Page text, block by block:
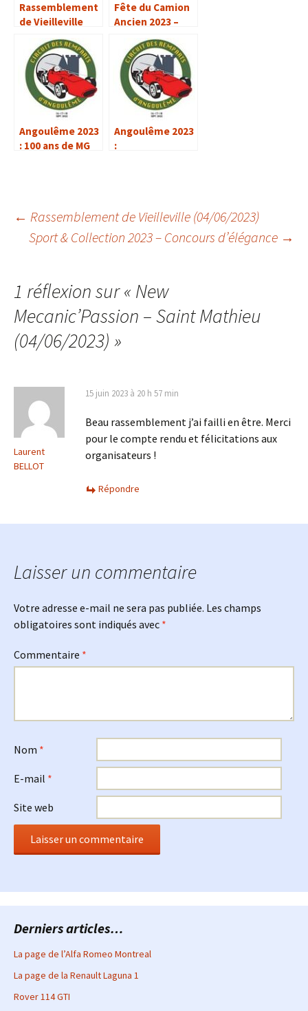
Rassemblement
de Vieilleville
(04/06/2023)
Fête du Camion
Ancien 2023 –
Gorre (87)
Angoulême 2023
: 100 ans de MG
Angoulême 2023
:
Navigation
articles
← Rassemblement de Vieilleville (04/06/2023)
Sport & Collection 2023 – Concours d’élégance →
1 réflexion sur « New
Mecanic’Passion – Saint Mathieu
(04/06/2023) »
Laurent
BELLOT
15 juin 2023 à 20 h 57 min
Beau rassemblement j’ai failli en être. Merci
pour le compte rendu et félicitations aux
organisateurs !
Répondre
Laisser un commentaire
Votre adresse e-mail ne sera pas publiée. Les champs
obligatoires sont indiqués avec *
Commentaire *
Nom *
E-mail *
Site web
Derniers articles…
La page de l’Alfa Romeo Montreal
La page de la Renault Laguna 1
Rover 114 GTI